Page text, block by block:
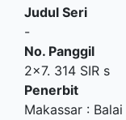
Judul Seri
-
No. Panggil
2x7. 314 SIR s
Penerbit
Makassar :